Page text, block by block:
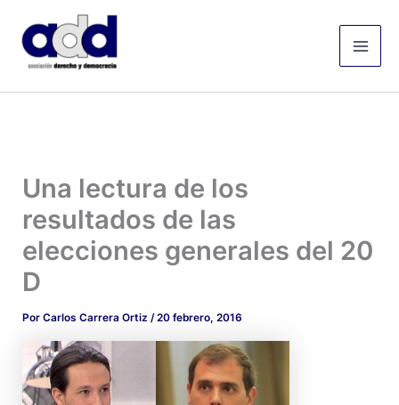
contenido
Una lectura de los
resultados de las
elecciones generales del 20
D
PorCarlos Carrera Ortiz/20 febrero, 2016